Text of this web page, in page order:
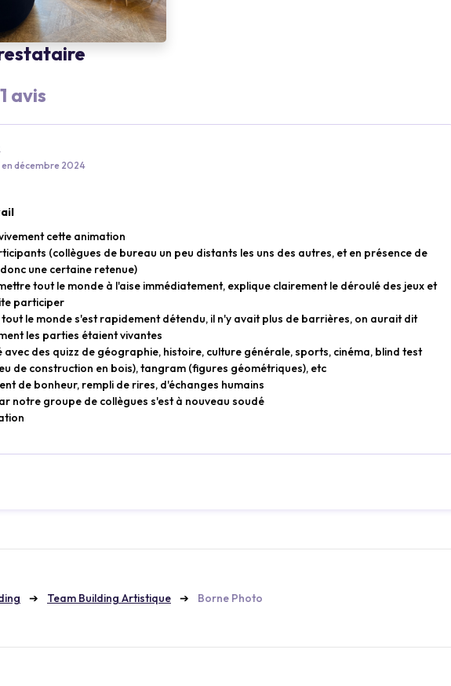
Loading...
1 avis
en décembre 2024
cette animation
(collègues de bureau un peu distants les uns des autres, et en présence de
une certaine retenue)
tout le monde à l'aise immédiatement, explique clairement le déroulé des jeux et
participer
tout le monde s'est rapidement détendu, il n'y avait plus de barrières, on aurait dit
les parties étaient vivantes
avec des quizz de géographie, histoire, culture générale, sports, cinéma, blind test
de construction en bois), tangram (figures géométriques), etc
de bonheur, rempli de rires, d'échanges humains
notre groupe de collègues s'est à nouveau soudé
Team Building Artistique Borne Photo